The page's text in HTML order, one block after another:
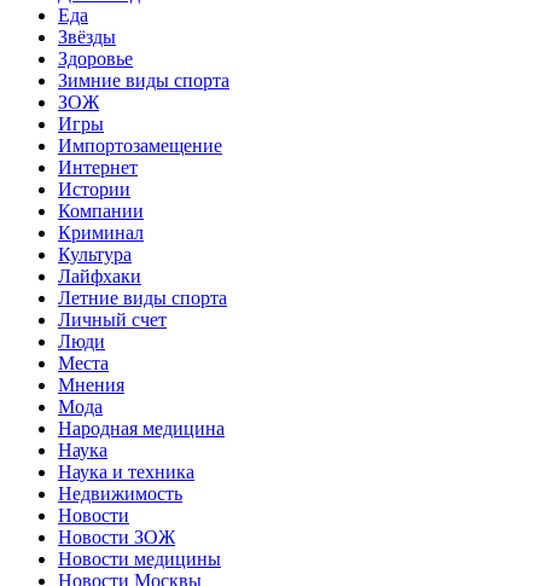
Еда
Звёзды
Здоровье
Зимние виды спорта
ЗОЖ
Игры
Импортозамещение
Интернет
Истории
Компании
Криминал
Культура
Лайфхаки
Летние виды спорта
Личный счет
Люди
Места
Мнения
Мода
Народная медицина
Наука
Наука и техника
Недвижимость
Новости
Новости ЗОЖ
Новости медицины
Новости Москвы